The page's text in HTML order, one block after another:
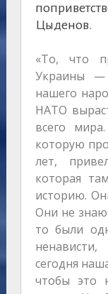
Цыденов.
«То, что
Украины —
нашего
НАТО
всего
которую
лет,
которая
историю.
Они не
то были
сегодня
чтобы это